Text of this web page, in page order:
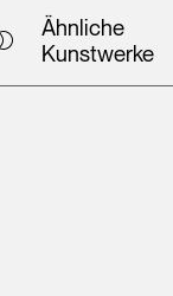
Ähnliche
Kunstwerke